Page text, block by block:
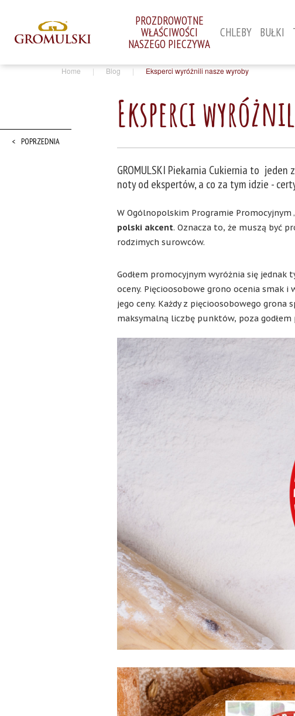
PROZDROWOTNE
WŁAŚCIWOŚCI
NASZEGO PIECZYWA
CHLEBY BUŁKI
Home | Blog | Eksperci wyróżnili nasze wyroby
Eksperci
GROMULSKI Piekarnia Cukiernia to jeden
noty od ekspertów, a co za tym idzie -
W Ogólnopolskim Programie Promocyjnym
polski akcent. Oznacza to, że muszą być
rodzimych surowców.
Godłem promocyjnym wyróżnia się
oceny. Pięcioosobowe grono ocenia smak
jego ceny. Każdy z pięcioosobowego
maksymalną liczbę punktów, poza
POPRZEDNIA